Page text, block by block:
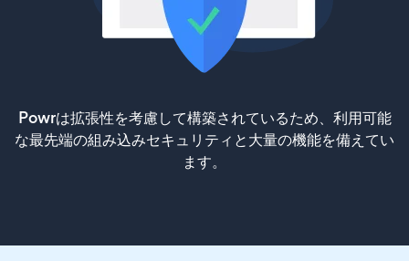
Powrは拡張性を考慮して構築されているため、利用可能
な最先端の組み込みセキュリティと大量の機能を備えてい
ます。